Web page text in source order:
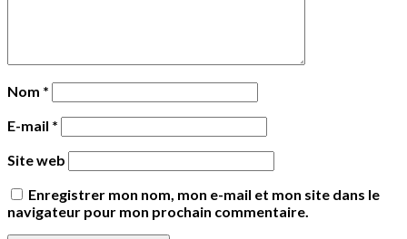
Nom *
E-mail *
Site web
Enregistrer mon nom, mon e-mail et mon site dans le
navigateur pour mon prochain commentaire.